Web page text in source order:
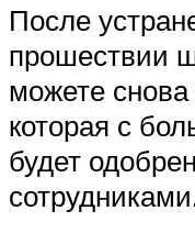
После
прошествии
можете снова
которая с
будет